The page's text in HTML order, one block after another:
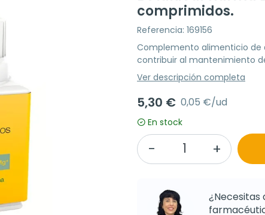
comprimidos.
Referencia: 169156
Complemento alimenticio de
contribuir al mantenimiento
Ver descripción completa
5,30 € 0,05 €/ud
En stock
¿Necesitas